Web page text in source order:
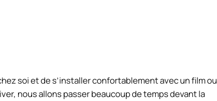
soi et de s’installer confortablement avec un film ou
nous allons passer beaucoup de temps devant la